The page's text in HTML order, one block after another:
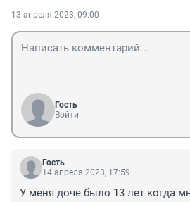
13 апреля 2023, 09:00
Гость
Войти
Гость
14 апреля 2023, 17:59
У меня доче было 13 лет когда